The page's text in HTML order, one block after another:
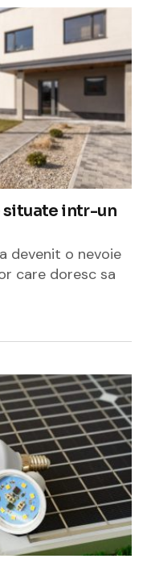
situate intr-un
devenit o nevoie
care doresc sa